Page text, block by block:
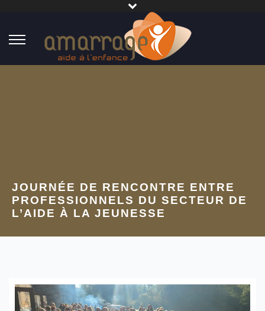
JOURNÉE DE RENCONTRE ENTRE
PROFESSIONNELS DU SECTEUR DE
L’AIDE À LA JEUNESSE